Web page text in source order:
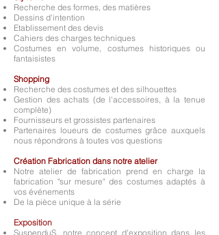
Recherche des formes, des matières
Dessins d'intention
Etablissement des devis
Cahiers des charges techniques
Costumes en volume, costumes historiques ou
fantaisistes
Shopping
Recherche des costumes et des silhouettes
Gestion des achats (de l'accessoires, à la tenue
complète)
Fournisseurs et grossistes partenaires
Partenaires loueurs de costumes grâce auxquels
nous répondrons à toutes vos questions
Création Fabrication dans notre atelier
Notre atelier de fabrication prend en charge la
fabrication "sur mesure" des costumes adaptés à
vos événements
De la pièce unique à la série
Exposition
SuspenduS, notre concept d'exposition dans les